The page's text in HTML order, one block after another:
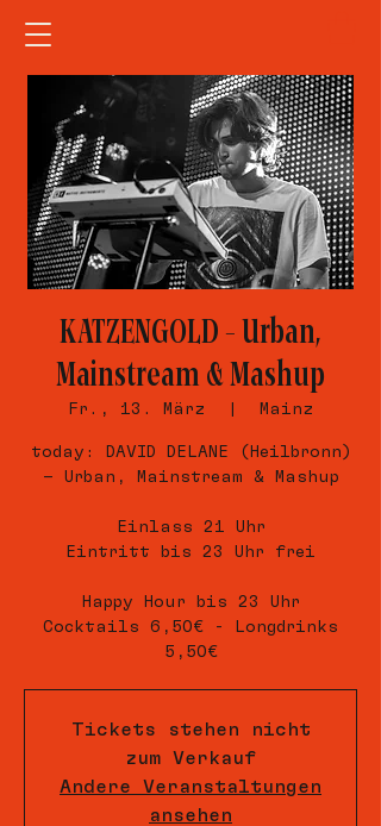
KATZENGOLD – Urban,
Mainstream & Mashup
Fr., 13. März Mainz
today: DAVID DELANE (Heilbronn)
– Urban, Mainstream & Mashup
Einlass 21 Uhr
Eintritt bis 23 Uhr frei
Happy Hour bis 23 Uhr
Cocktails 6,50€ - Longdrinks
5,50€
Tickets stehen nicht
zum Verkauf
Andere Veranstaltungen
ansehen